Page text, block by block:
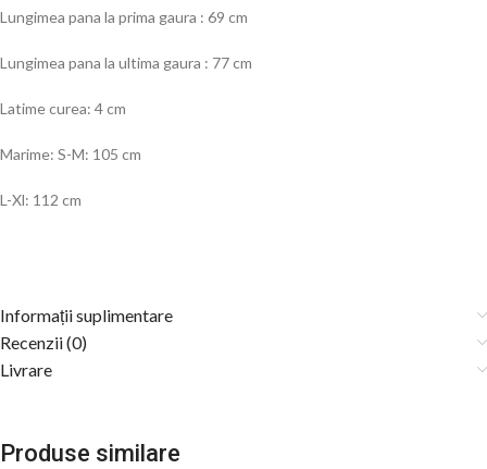
Lungimea pana la prima gaura : 69 cm
Lungimea pana la ultima gaura : 77 cm
Latime curea: 4 cm
Marime: S-M: 105 cm
L-Xl: 112 cm
Informații suplimentare
Recenzii (0)
Livrare
Produse similare